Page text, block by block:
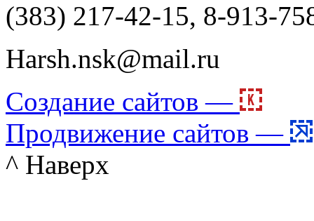
(383) 217-42-15, 8-913-
Harsh.nsk@mail.ru
Создание сайтов —
Продвижение сайтов —
^ Наверх